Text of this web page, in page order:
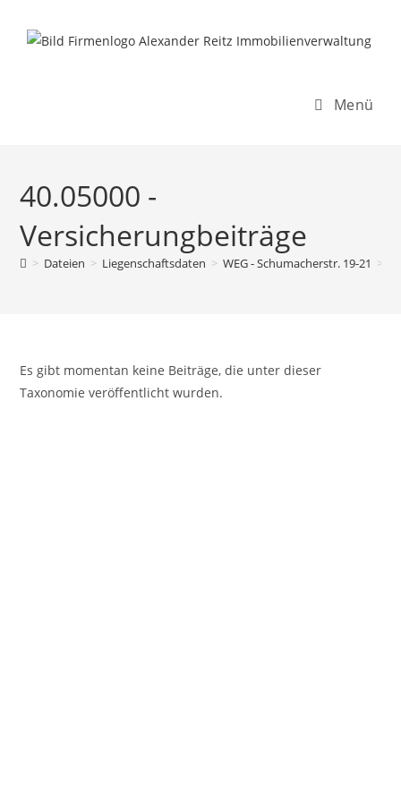
Inhalt
Menü
40.05000 -
Versicherungbeiträge
> Dateien > Liegenschaftsdaten > WEG - Schumacherstr. 19-21 >
Es gibt momentan keine Beiträge, die unter dieser
Taxonomie veröffentlicht wurden.